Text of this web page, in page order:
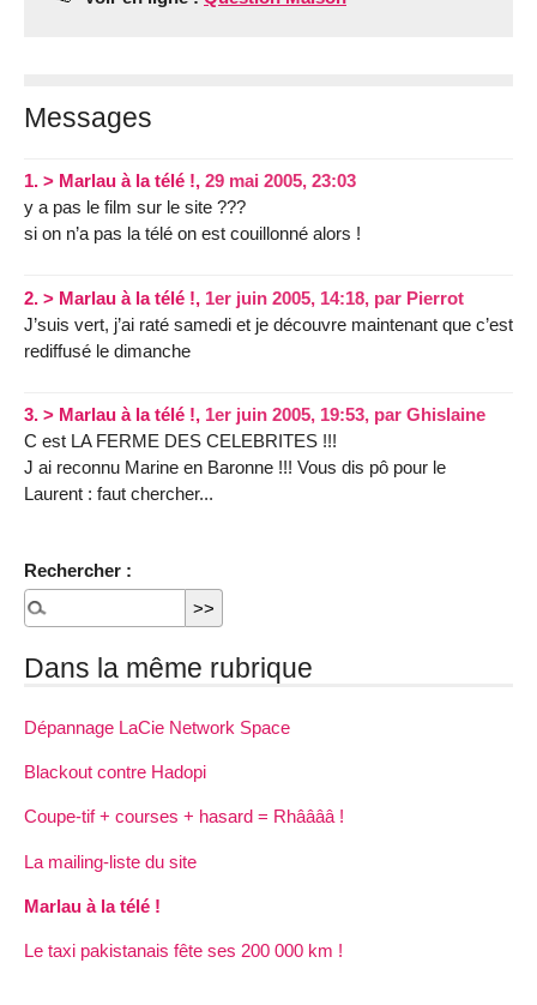
Messages
1. > Marlau à la télé !, 29 mai 2005, 23:03
y a pas le film sur le site ???
si on n’a pas la télé on est couillonné alors !
2. > Marlau à la télé !, 1er juin 2005, 14:18, par Pierrot
J’suis vert, j’ai raté samedi et je découvre maintenant que c’est
rediffusé le dimanche
3. > Marlau à la télé !, 1er juin 2005, 19:53, par Ghislaine
C est LA FERME DES CELEBRITES !!!
J ai reconnu Marine en Baronne !!! Vous dis pô pour le
Laurent : faut chercher...
Rechercher :
Dans la même rubrique
Dépannage LaCie Network Space
Blackout contre Hadopi
Coupe-tif + courses + hasard = Rhââââ !
La mailing-liste du site
Marlau à la télé !
Le taxi pakistanais fête ses 200 000 km !